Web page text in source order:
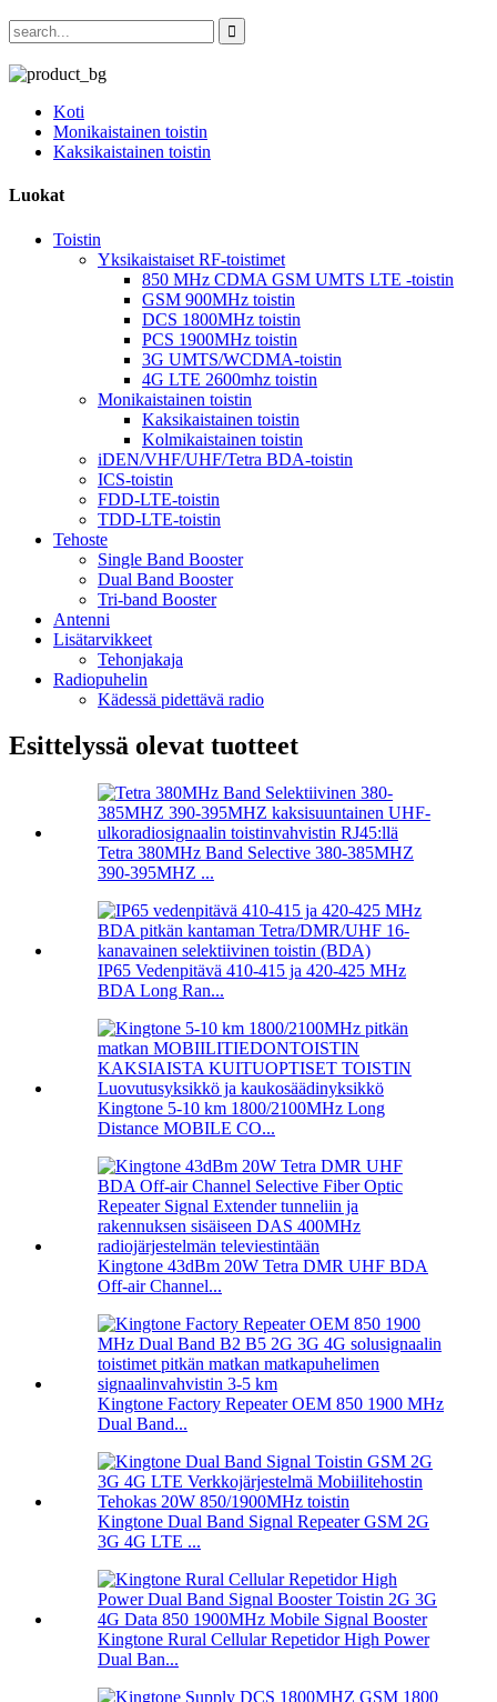
Koti
Monikaistainen toistin
Kaksikaistainen toistin
Luokat
Toistin
Yksikaistaiset RF-toistimet
850 MHz CDMA GSM UMTS LTE -toistin
GSM 900MHz toistin
DCS 1800MHz toistin
PCS 1900MHz toistin
3G UMTS/WCDMA-toistin
4G LTE 2600mhz toistin
Monikaistainen toistin
Kaksikaistainen toistin
Kolmikaistainen toistin
iDEN/VHF/UHF/Tetra BDA-toistin
ICS-toistin
FDD-LTE-toistin
TDD-LTE-toistin
Tehoste
Single Band Booster
Dual Band Booster
Tri-band Booster
Antenni
Lisätarvikkeet
Tehonjakaja
Radiopuhelin
Kädessä pidettävä radio
Esittelyssä olevat tuotteet
Tetra 380MHz Band Selective 380-385MHZ
390-395MHZ ...
IP65 Vedenpitävä 410-415 ja 420-425 MHz
BDA Long Ran...
Kingtone 5-10 km 1800/2100MHz Long
Distance MOBILE CO...
Kingtone 43dBm 20W Tetra DMR UHF BDA
Off-air Channel...
Kingtone Factory Repeater OEM 850 1900 MHz
Dual Band...
Kingtone Dual Band Signal Repeater GSM 2G
3G 4G LTE ...
Kingtone Rural Cellular Repetidor High Power
Dual Ban...